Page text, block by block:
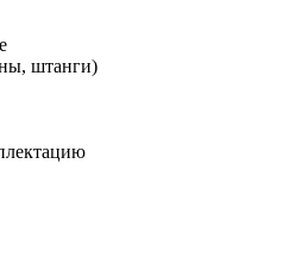
штанги)